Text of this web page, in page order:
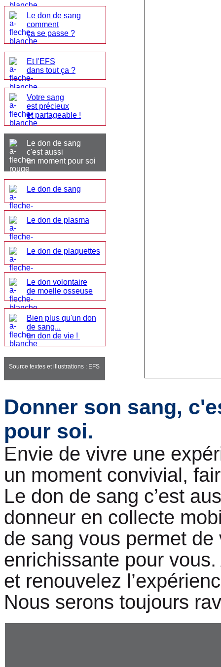
Le don de sang
comment
ça se passe ?
Et l'EFS
dans tout ça ?
Votre sang
est précieux
et partageable !
Le don de sang
c'est aussi
un moment pour soi
Le don de sang
Le don de plasma
Le don de plaquettes
Le don volontaire
de moelle osseuse
Bien plus qu'un don
de sang...
un don de vie !
Source textes et illustrations : EFS
Donner son sang,
pour soi.
Envie de vivre une
un moment convivial,
Le don de sang c’est
donneur en collecte
de sang vous permet
enrichissante pour
et renouvelez
Nous serons toujours